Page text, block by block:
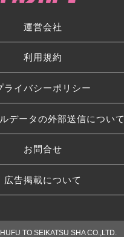
運営会社
利用規約
ライバシーポリシー
データの外部送信について
お問合せ
広告掲載について
TO SEIKATSU SHA CO.,LTD.